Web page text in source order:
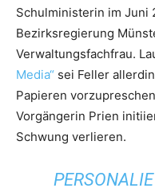
Schulministerin im Juni
Bezirksregierung
Verwaltungsfachfrau.
Media“ sei Feller
Papieren
Vorgängerin Prien
Schwung verlieren.